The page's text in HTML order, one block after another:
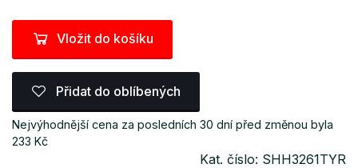
Vložit do košíku
Přidat do oblíbených
Nejvýhodnější cena za posledních 30 dní před změnou byla
233 Kč
Kat. číslo: SHH3261TYR